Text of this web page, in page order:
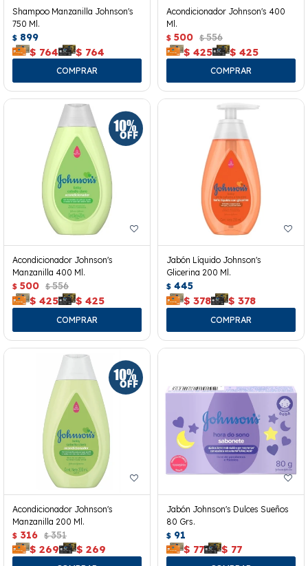
Shampoo Manzanilla Johnson's
750 Ml.
$ 899
$ 764 $ 764
Acondicionador Johnson's 400
Ml.
$ 500 $ 556
$ 425 $ 425
Acondicionador Johnson's
Manzanilla 400 Ml.
$ 500 $ 556
$ 425 $ 425
Jabón Líquido Johnson's
Glicerina 200 Ml.
$ 445
$ 378 $ 378
Acondicionador Johnson's
Manzanilla 200 Ml.
$ 316 $ 351
$ 269 $ 269
Jabón Johnson's Dulces Sueños
80 Grs.
$ 91
$ 77 $ 77